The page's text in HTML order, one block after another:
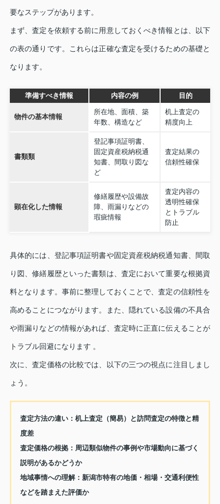
要なステップがあります。
まず、査定を依頼する前に用意しておくべき情報とは、以下
の表の通りです。これらは正確な査定を受けるための基礎と
なります。
準備すべき情報 内容の例 目的
物件の基本情報
所在地、面積、築
年数、構造など
机上査定の
精度向上
書類類
登記事項証明書、
固定資産税納税通
知書、間取り図な
ど
査定結果の
信頼性確保
顕在化した情報
修繕履歴や設備故
障、雨漏りなどの
瑕疵情報
査定内容の
透明性確保
とトラブル
防止
具体的には、登記事項証明書や固定資産税納税通知書、間取
り図、修繕履歴といった書類は、査定において重要な根拠資
料となります。事前に整理しておくことで、査定の信頼性を
高めることにつながります。また、隠れている設備の不具合
や雨漏りなどの情報があれば、査定時に正直に伝えることが
トラブル回避になります 。
次に、査定価格の比較では、以下の三つの視点に注目しまし
ょう。
査定方法の違い：机上査定（簡易）と訪問査定の特徴と精
度差
査定価格の根拠：周辺類似物件の事例や市場動向に基づく
説明があるかどうか
地域事情への理解：新潟市特有の地価・相場・交通利便性
などを踏まえた評価か